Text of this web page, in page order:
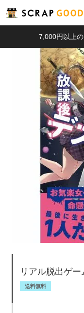
7,000円以上
リアル脱出ゲ
送料無料